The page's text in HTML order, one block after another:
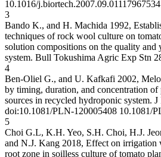
10.1016/j.biortech.2007.09.01117967534
3
Bando K., and H. Machida 1992,
techniques of rock wool culture on
solution compositions on the quality
system. Bull Tokushima Agric Exp Stn
4
Ben-Oliel G., and U. Kafkafi 2002,
by timing, duration, and concentration of
sources in recycled hydroponic system.
doi:10.1081/PLN-120005408 10.1081/
5
Choi G.L, K.H. Yeo, S.H. Choi, H.J.
and N.J. Kang 2018, Effect on irrigation
root zone in soilless culture of tomato